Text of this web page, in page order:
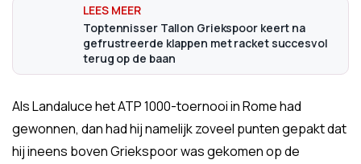
Toptennisser Tallon Griekspoor keert na
gefrustreerde klappen met racket succesvol
terug op de baan
Als Landaluce het ATP 1000-toernooi in Rome had
gewonnen, dan had hij namelijk zoveel punten gepakt dat
hij ineens boven Griekspoor was gekomen op de